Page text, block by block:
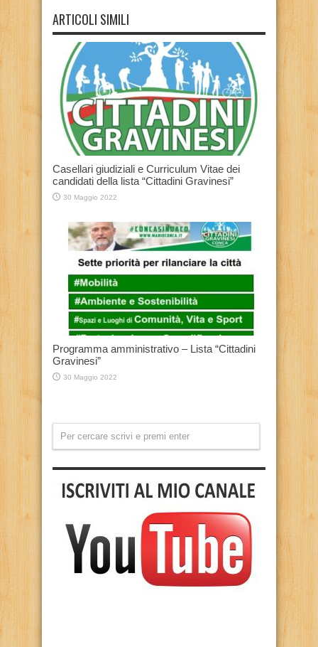
ARTICOLI SIMILI
Casellari giudiziali e Curriculum Vitae dei
candidati della lista “Cittadini Gravinesi”
30 Maggio 2022
Programma amministrativo – Lista “Cittadini
Gravinesi”
30 Maggio 2022